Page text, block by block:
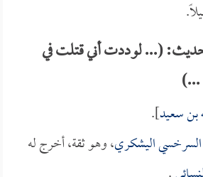
(... لوددت أني قتلت في
...)
بن سعيد].
السرخسي اليشكري، وهو ثقة، أخرج له